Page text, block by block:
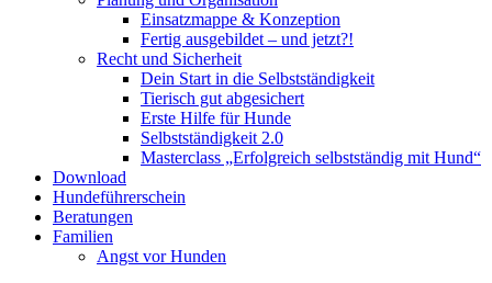
Einsatzmappe & Konzeption
Fertig ausgebildet – und jetzt?!
Recht und Sicherheit
Dein Start in die Selbstständigkeit
Tierisch gut abgesichert
Erste Hilfe für Hunde
Selbstständigkeit 2.0
Masterclass „Erfolgreich selbstständig mit Hund“
Download
Hundeführerschein
Beratungen
Familien
Angst vor Hunden